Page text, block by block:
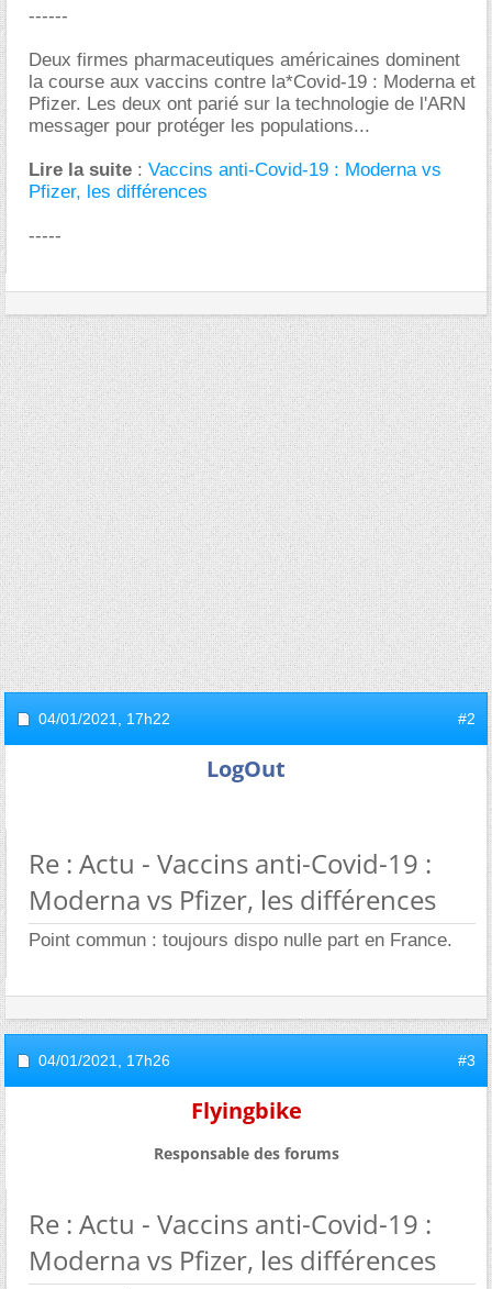
------
Deux firmes pharmaceutiques américaines dominent
la course aux vaccins contre la*Covid-19 : Moderna et
Pfizer. Les deux ont parié sur la technologie de l'ARN
messager pour protéger les populations...
Lire la suite : Vaccins anti-Covid-19 : Moderna vs
Pfizer, les différences
-----
04/01/2021, 17h22 #2
LogOut
Re : Actu - Vaccins anti-Covid-19 :
Moderna vs Pfizer, les différences
Point commun : toujours dispo nulle part en France.
04/01/2021, 17h26 #3
Flyingbike
Responsable des forums
Re : Actu - Vaccins anti-Covid-19 :
Moderna vs Pfizer, les différences